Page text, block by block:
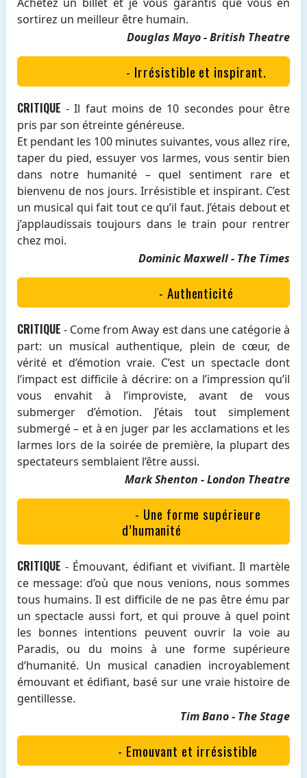
Achetez un billet et je vous garantis que vous en
sortirez un meilleur être humain.
Douglas Mayo - British Theatre
- Irrésistible et inspirant.
CRITIQUE - Il faut moins de 10 secondes pour être
pris par son étreinte généreuse.
Et pendant les 100 minutes suivantes, vous allez rire,
taper du pied, essuyer vos larmes, vous sentir bien
dans notre humanité – quel sentiment rare et
bienvenu de nos jours. Irrésistible et inspirant. C’est
un musical qui fait tout ce qu’il faut. J’étais debout et
j’applaudissais toujours dans le train pour rentrer
chez moi.
Dominic Maxwell - The Times
- Authenticité
CRITIQUE - Come from Away est dans une catégorie à
part: un musical authentique, plein de cœur, de
vérité et d’émotion vraie. C’est un spectacle dont
l’impact est difficile à décrire: on a l’impression qu’il
vous envahit à l’improviste, avant de vous
submerger d’émotion. J’étais tout simplement
submergé – et à en juger par les acclamations et les
larmes lors de la soirée de première, la plupart des
spectateurs semblaient l’être aussi.
Mark Shenton - London Theatre
- Une forme supérieure
d’humanité
CRITIQUE - Émouvant, édifiant et vivifiant. Il martèle
ce message: d’où que nous venions, nous sommes
tous humains. Il est difficile de ne pas être ému par
un spectacle aussi fort, et qui prouve à quel point
les bonnes intentions peuvent ouvrir la voie au
Paradis, ou du moins à une forme supérieure
d’humanité. Un musical canadien incroyablement
émouvant et édifiant, basé sur une vraie histoire de
gentillesse.
Tim Bano - The Stage
- Emouvant et irrésistible